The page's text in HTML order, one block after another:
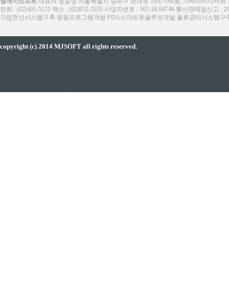
전화 : (02)401-5121 팩스 : (02)832-3555 사업자번호 : 502-18-94746 통신판매업신고 :
기업전산시스템구축 응용프로그램개발 PDA스마트폰솔루션개발 물류관리시스템구
copyright (c) 2014 MJSOFT all rights reserved.